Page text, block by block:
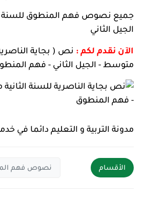
جميع نصوص فهم المنطوق للسنة
الجيل الثاني
الآن نقدم لكم : نص ( بجاية
متوسط - الجيل الثاني - فهم
مدونة التربية و التعليم دائما في
الأقسام نصوص فهم